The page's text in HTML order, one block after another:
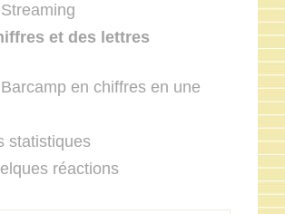
et des lettres
en chiffres en une
statistiques
réactions